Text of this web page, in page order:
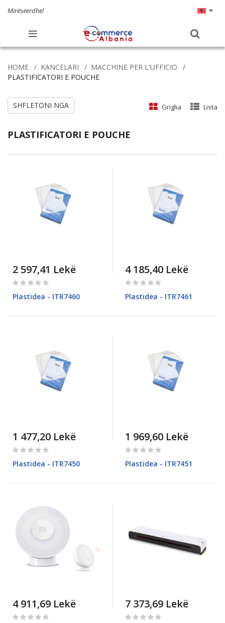
Mirëseerdhe!
HOME KANCELARI
MACCHINE PER L'UFFICIO
PLASTIFICATORI E POUCHE
PLASTIFICATORI E POUCHE
Griglia Lista
2 597,41 Lekë
Rating:
Plastidea - ITR7460
4 185,40 Lekë
Rating:
Plastidea - ITR7461
1 477,20 Lekë
Rating:
Plastidea - ITR7450
1 969,60 Lekë
Rating:
Plastidea - ITR7451
4 911,69 Lekë
Rating:
7 373,69 Lekë
Rating:
SHFLETONI NGA